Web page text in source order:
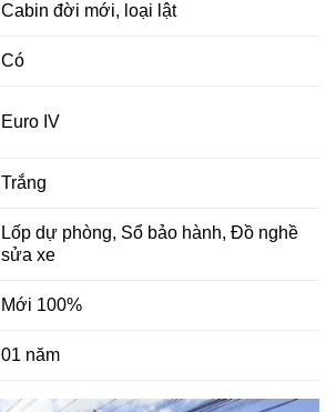
Cabin đời mới, loại lật
Có
Euro IV
Trắng
Lốp dự phòng, Sổ bảo hành, Đồ nghề
sửa xe
Mới 100%
01 năm